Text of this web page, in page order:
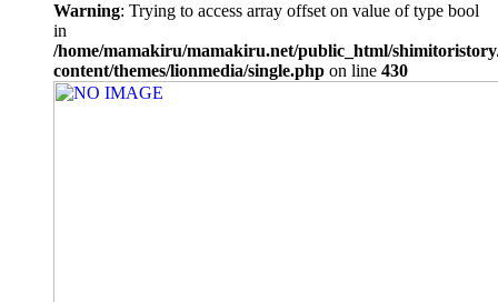
Warning: Trying to access array offset on value of type bool
in
/home/mamakiru/mamakiru.net/public_html/
content/themes/lionmedia/single.php on line 430